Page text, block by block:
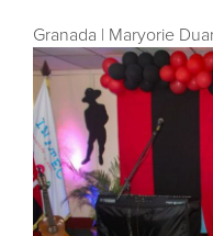
Granada | Maryorie